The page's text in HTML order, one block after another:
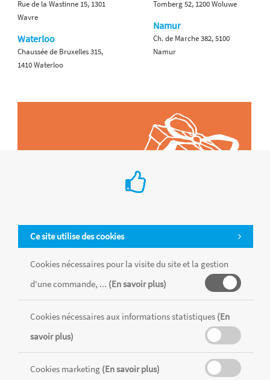
Ce site utilise des cookies
Cookies nécessaires pour la visite du site et la gestion
d'une commande, ... (En savoir plus)
Cookies nécessaires aux informations statistiques (En
savoir plus)
Cookies marketing (En savoir plus)
Rue de la Wastinne 15, 1301
Wavre
Waterloo
Chaussée de Bruxelles 315,
1410 Waterloo
Tomberg 52, 1200 Woluwe
Namur
Ch. de Marche 382, 5100
Namur
Tous les produits sont vendus dans la limite des stocks disponibles de
chaque magasin, toutes taxes comprises.